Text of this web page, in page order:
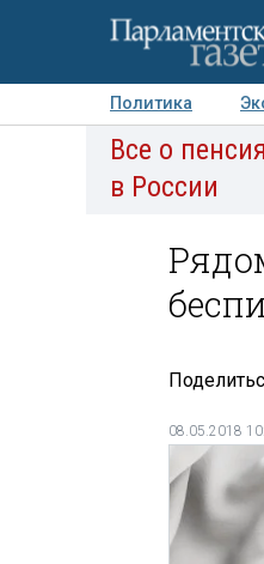
Политика
Авторы
Все о
в России
08.05.2018